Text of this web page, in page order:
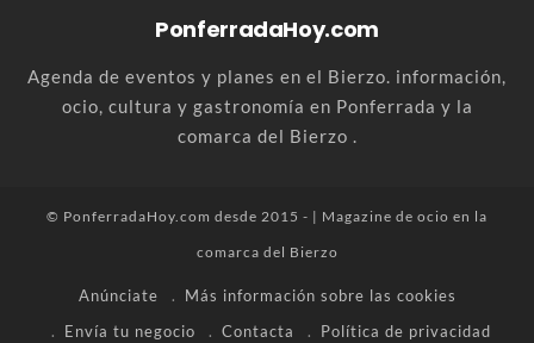
PonferradaHoy.com
Agenda de eventos y planes en el Bierzo. información,
ocio, cultura y gastronomía en Ponferrada y la
comarca del Bierzo .
© PonferradaHoy.com desde 2015 - | Magazine de ocio en la
comarca del Bierzo
Anúnciate
Más información sobre las cookies
Envía tu negocio
Contacta Política de privacidad